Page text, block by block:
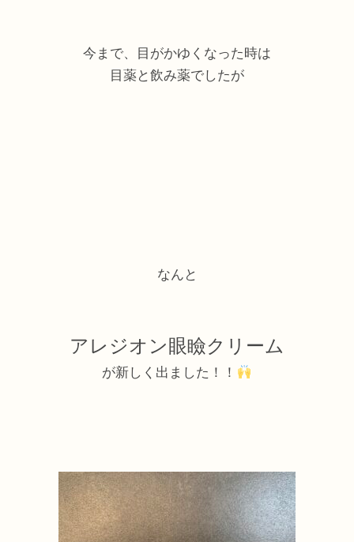
今まで、目がかゆくなった時は
目薬と飲み薬でしたが
なんと
アレジオン眼瞼クリーム
が新しく出ました！！